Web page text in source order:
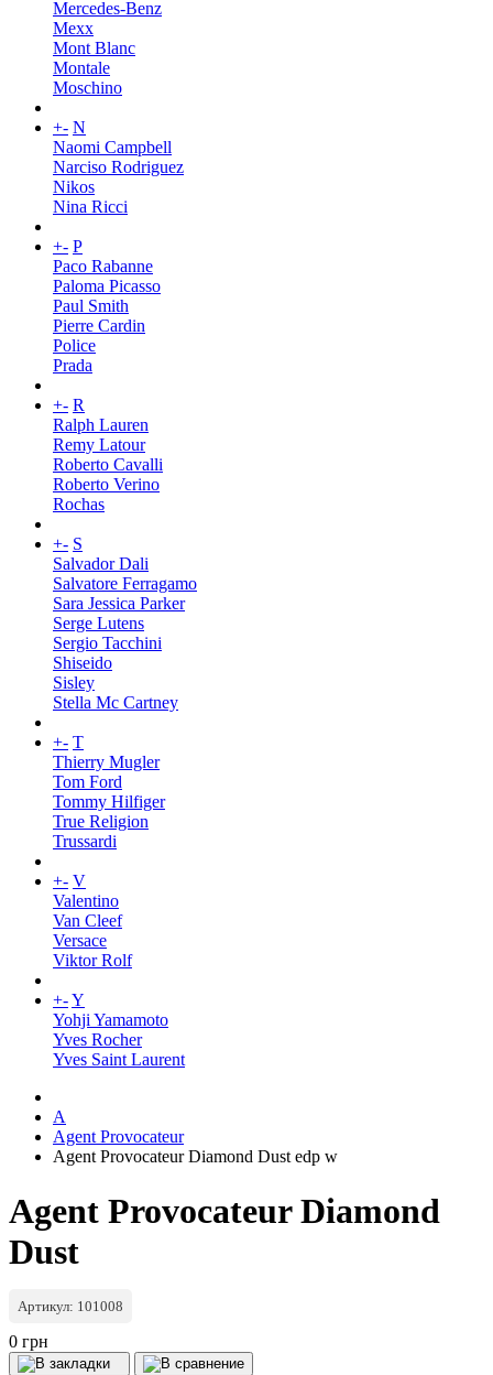
Mercedes-Benz
Mexx
Mont Blanc
Montale
Moschino
+- N
Naomi Campbell
Narciso Rodriguez
Nikos
Nina Ricci
+- P
Paco Rabanne
Paloma Picasso
Paul Smith
Pierre Cardin
Police
Prada
+- R
Ralph Lauren
Remy Latour
Roberto Cavalli
Roberto Verino
Rochas
+- S
Salvador Dali
Salvatore Ferragamo
Sara Jessica Parker
Serge Lutens
Sergio Tacchini
Shiseido
Sisley
Stella Mc Cartney
+- T
Thierry Mugler
Tom Ford
Tommy Hilfiger
True Religion
Trussardi
+- V
Valentino
Van Cleef
Versace
Viktor Rolf
+-Y
Yohji Yamamoto
Yves Rocher
Yves Saint Laurent
A
Agent Provocateur
Agent Provocateur Diamond Dust edp w
Agent Provocateur Diamond
Dust
Артикул: 101008
0 грн